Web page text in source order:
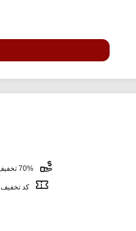
70% تخفیف
کد تخفیف